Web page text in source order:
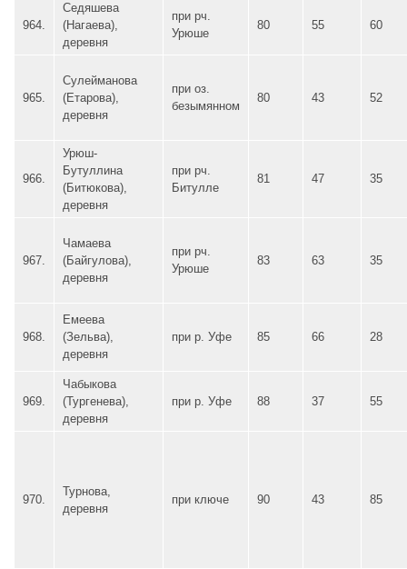
964.
Седяшева
(Нагаева),
деревня
при рч.
Урюше
80 55 60
965.
Сулейманова
(Етарова),
деревня
при оз.
безымянном
80 43 52
966.
Урюш-
Бутуллина
(Битюкова),
деревня
при рч.
Битулле
81 47 35
967.
Чамаева
(Байгулова),
деревня
при рч.
Урюше
83 63 35
968.
Емеева
(Зельва),
деревня
при р. Уфе 85 66 28
969.
Чабыкова
(Тургенева),
деревня
при р. Уфе 88 37 55
970.
Турнова,
деревня
при ключе 90 43 85